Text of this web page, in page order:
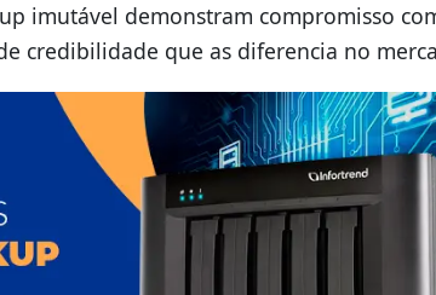
imutável demonstram compromisso
credibilidade que as diferencia no